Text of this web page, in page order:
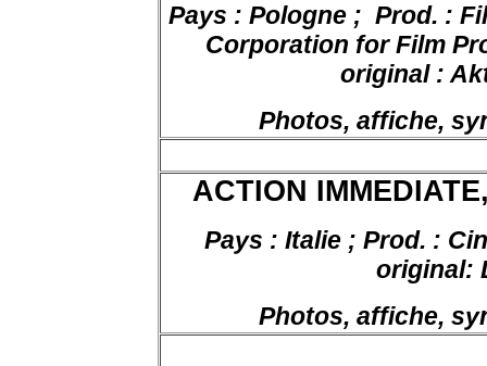
Pays : Pologne ; Prod. :
Corporation for Film
original :
Photos, affiche,
ACTION
Pays : Italie ; Prod. :
original:
Photos, affiche,